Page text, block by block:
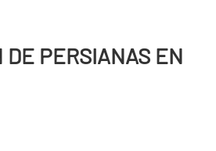
DE PERSIANAS EN